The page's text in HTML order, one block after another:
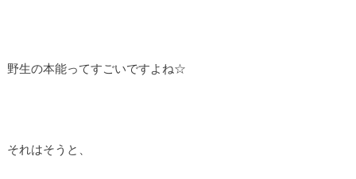
野生の本能ってすごいですよね☆
それはそうと、